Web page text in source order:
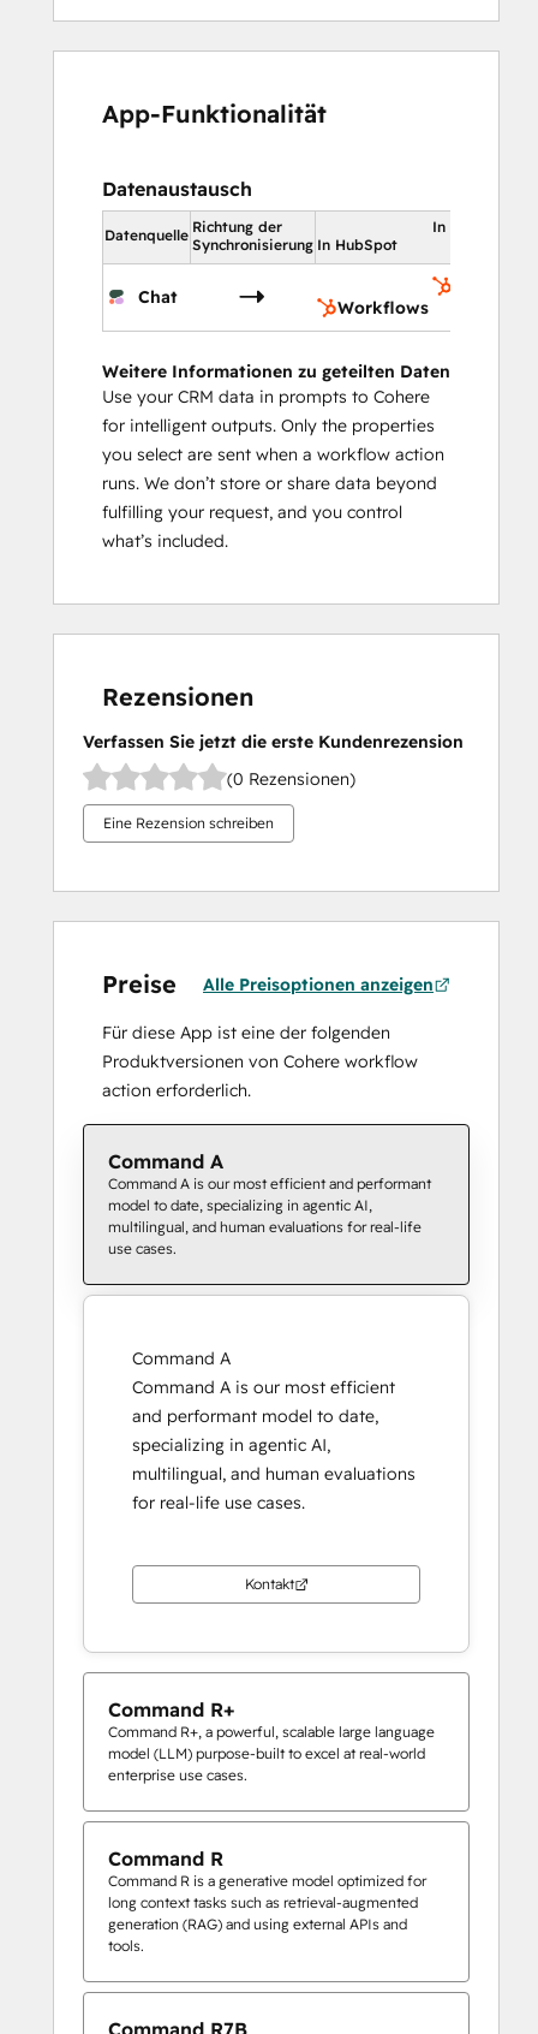
App-Funktionalität
Datenaustausch
Datenquelle Richtung der
Synchronisierung
In HubSpot
In HubSpot
Chat
Workflows
Weitere Informationen zu geteilten Daten
Use your CRM data in prompts to Cohere
for intelligent outputs. Only the properties
you select are sent when a workflow action
runs. We don’t store or share data beyond
fulfilling your request, and you control
what’s included.
Rezensionen
Verfassen Sie jetzt die erste Kundenrezension
(0 Rezensionen)
Eine Rezension schreiben
Preise Alle Preisoptionen anzeigen
Für diese App ist eine der folgenden
Produktversionen von Cohere workflow
action erforderlich.
Command A
Command A is our most efficient and performant
model to date, specializing in agentic AI,
multilingual, and human evaluations for real-life
use cases.
Command A
Command A is our most efficient
and performant model to date,
specializing in agentic AI,
multilingual, and human evaluations
for real-life use cases.
Kontakt
Command R+
Command R+, a powerful, scalable large language
model (LLM) purpose-built to excel at real-world
enterprise use cases.
Command R
Command R is a generative model optimized for
long context tasks such as retrieval-augmented
generation (RAG) and using external APIs and
tools.